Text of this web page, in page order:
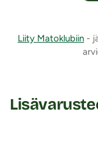
hiertymien
säätämisen eri
voidaan pitää
Liity Matoklubiin -